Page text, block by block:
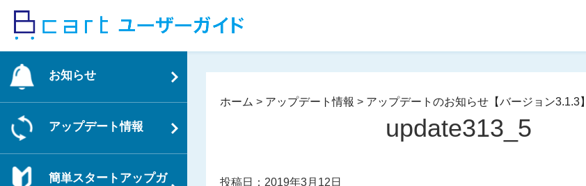
ッ
お知らせ
アップデート情報
簡単スタートアップガ
ホーム > アップデート情報 > アップデートのお知らせ【バージョン3.1.3】
update313_5
投稿日：2019年3月12日